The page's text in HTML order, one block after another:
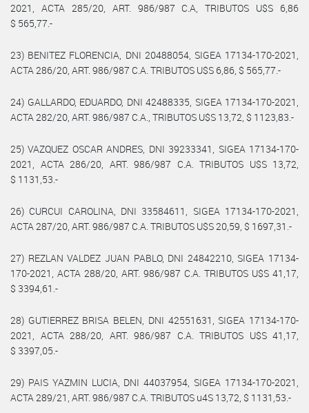
2021, ACTA 285/20, ART. 986/987 C.A, TRIBUTOS U$S 6,86
$ 565,77.-
23) BENITEZ FLORENCIA, DNI 20488054, SIGEA 17134-170-2021,
ACTA 286/20, ART. 986/987 C.A. TRIBUTOS U$S 6,86, $ 565,77.-
24) GALLARDO, EDUARDO, DNI 42488335, SIGEA 17134-170-2021,
ACTA 282/20, ART. 986/987 C.A., TRIBUTOS U$S 13,72, $ 1123,83.-
25) VAZQUEZ OSCAR ANDRES, DNI 39233341, SIGEA 17134-170-
2021, ACTA 286/20, ART. 986/987 C.A. TRIBUTOS U$S 13,72,
$ 1131,53.-
26) CURCUI CAROLINA, DNI 33584611, SIGEA 17134-170-2021,
ACTA 287/20, ART. 986/987 C.A. TRIBUTOS U$S 20,59, $ 1697,31.-
27) REZLAN VALDEZ JUAN PABLO, DNI 24842210, SIGEA 17134-
170-2021, ACTA 288/20, ART. 986/987 C.A. TRIBUTOS U$S 41,17,
$ 3394,61.-
28) GUTIERREZ BRISA BELEN, DNI 42551631, SIGEA 17134-170-
2021, ACTA 288/20, ART. 986/987 C.A. TRIBUTOS U$S 41,17,
$ 3397,05.-
29) PAIS YAZMIN LUCIA, DNI 44037954, SIGEA 17134-170-2021,
ACTA 289/21, ART. 986/987 C.A. TRIBUTOS u4S 13,72, $ 1131,53.-